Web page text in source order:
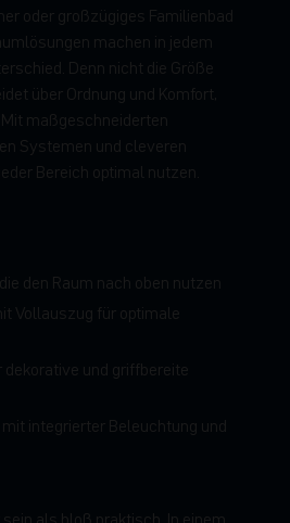
oder großzügiges Familienbad
machen in jedem
Denn nicht die Größe
über Ordnung und Komfort,
maßgeschneiderten
Systemen und cleveren
Bereich optimal nutzen.
den Raum nach oben nutzen
Vollauszug für optimale
dekorative und griffbereite
integrierter Beleuchtung und
als bloß praktisch. In einem